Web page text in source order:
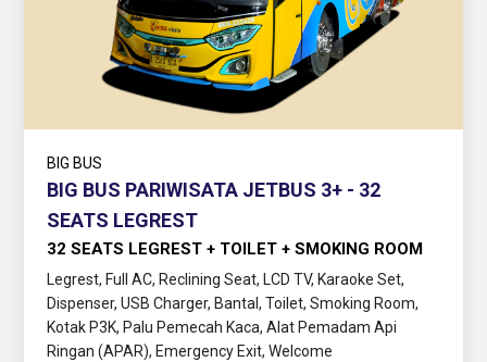
BIG BUS
BIG BUS PARIWISATA JETBUS 3+ - 32
SEATS LEGREST
32 SEATS LEGREST + TOILET + SMOKING ROOM
Legrest, Full AC, Reclining Seat, LCD TV, Karaoke Set,
Dispenser, USB Charger, Bantal, Toilet, Smoking Room,
Kotak P3K, Palu Pemecah Kaca, Alat Pemadam Api
Ringan (APAR), Emergency Exit, Welcome